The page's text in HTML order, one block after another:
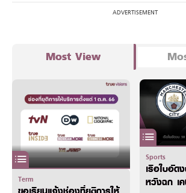
Most View
Term
Sports
เรือใบอัด
หวังฉก เ